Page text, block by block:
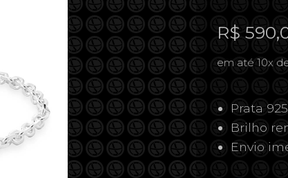
R$
em até 10x
Prata
Brilho
Envio